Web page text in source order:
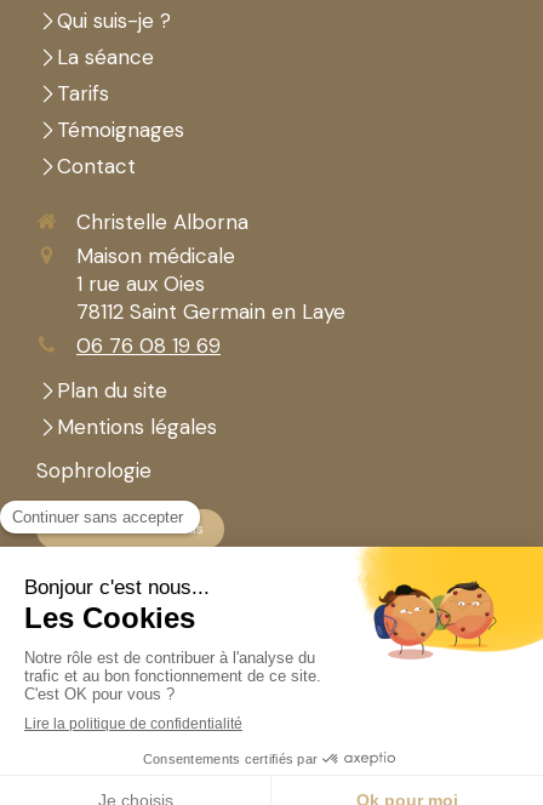
Qui suis-je ?
La séance
Tarifs
Témoignages
Contact
Christelle Alborna
Maison médicale
1 rue aux Oies
78112 Saint Germain en Laye
06 76 08 19 69
Plan du site
Mentions légales
Sophrologie
Prendre rendez-vous
Newsletter
Votre email